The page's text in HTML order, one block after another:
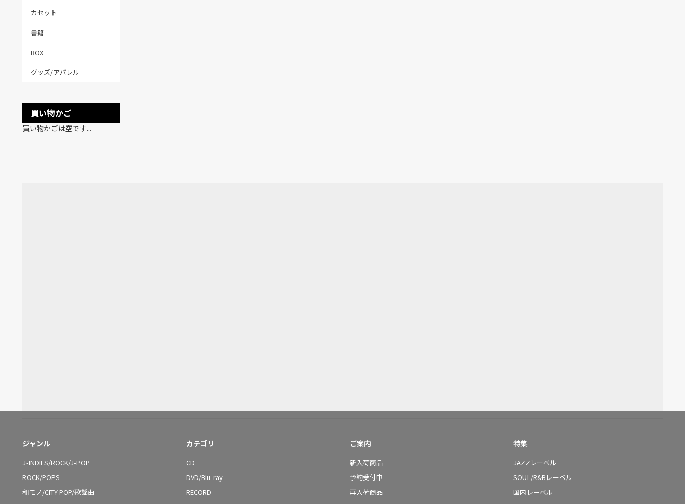
カセット
書籍
BOX
グッズ/アパレル
買い物かご
買い物かごは空です...
ジャンル
J-INDIES/ROCK/J-POP
ROCK/POPS
和モノ/CITY POP/歌謡曲
カテゴリ
CD
DVD/Blu-ray
RECORD
ご案内
新入荷商品
予約受付中
再入荷商品
特集
JAZZレーベル
SOUL/R&Bレーベル
国内レーベル